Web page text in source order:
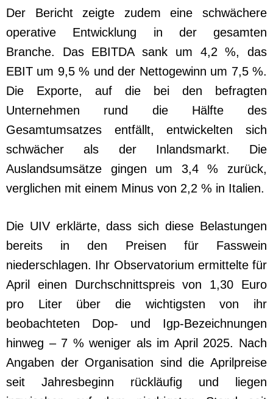
Der Bericht zeigte zudem eine schwächere
operative Entwicklung in der gesamten
Branche. Das EBITDA sank um 4,2 %, das
EBIT um 9,5 % und der Nettogewinn um 7,5 %.
Die Exporte, auf die bei den befragten
Unternehmen rund die Hälfte des
Gesamtumsatzes entfällt, entwickelten sich
schwächer als der Inlandsmarkt. Die
Auslandsumsätze gingen um 3,4 % zurück,
verglichen mit einem Minus von 2,2 % in Italien.
Die UIV erklärte, dass sich diese Belastungen
bereits in den Preisen für Fasswein
niederschlagen. Ihr Observatorium ermittelte für
April einen Durchschnittspreis von 1,30 Euro
pro Liter über die wichtigsten von ihr
beobachteten Dop- und Igp-Bezeichnungen
hinweg – 7 % weniger als im April 2025. Nach
Angaben der Organisation sind die Aprilpreise
seit Jahresbeginn rückläufig und liegen